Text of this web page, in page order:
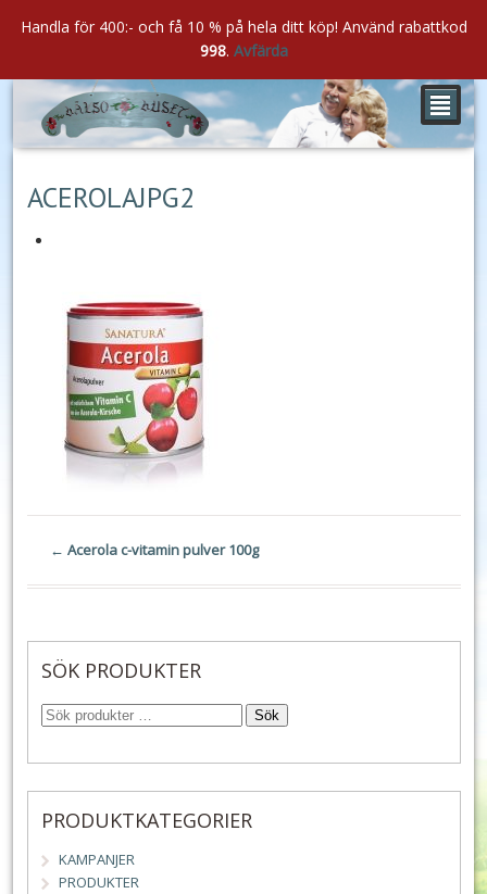
²
ACEROLAJPG2
← Acerola c-vitamin pulver 100g
SÖK PRODUKTER
Sök
PRODUKTKATEGORIER
KAMPANJER
PRODUKTER
Handla för 400:- och få 10 % på hela ditt köp! Använd rabattkod
998. Avfärda